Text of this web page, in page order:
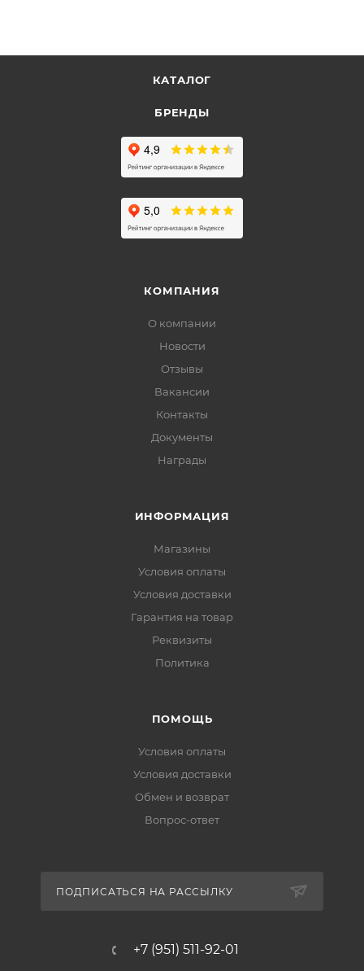
КАТАЛОГ
БРЕНДЫ
КОМПАНИЯ
О компании
Новости
Отзывы
Вакансии
Контакты
Документы
Награды
ИНФОРМАЦИЯ
Магазины
Условия оплаты
Условия доставки
Гарантия на товар
Реквизиты
Политика
ПОМОЩЬ
Условия оплаты
Условия доставки
Обмен и возврат
Вопрос-ответ
ПОДПИСАТЬСЯ НА РАССЫЛКУ
+7 (951) 511-92-01